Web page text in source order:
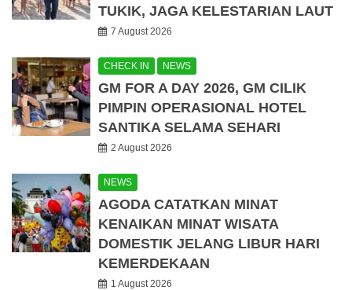
TUKIK, JAGA KELESTARIAN LAUT
7 August 2026
CHECK IN NEWS
GM FOR A DAY 2026, GM CILIK
PIMPIN OPERASIONAL HOTEL
SANTIKA SELAMA SEHARI
2 August 2026
NEWS
AGODA CATATKAN MINAT
KENAIKAN MINAT WISATA
DOMESTIK JELANG LIBUR HARI
KEMERDEKAAN
1 August 2026